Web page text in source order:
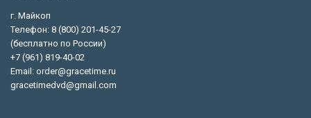
г. Майкоп
Телефон: 8 (800) 201-45-27
(бесплатно по России)
+7 (961) 819-40-02
Email: order@gracetime.ru
gracetimedvd@gmail.com